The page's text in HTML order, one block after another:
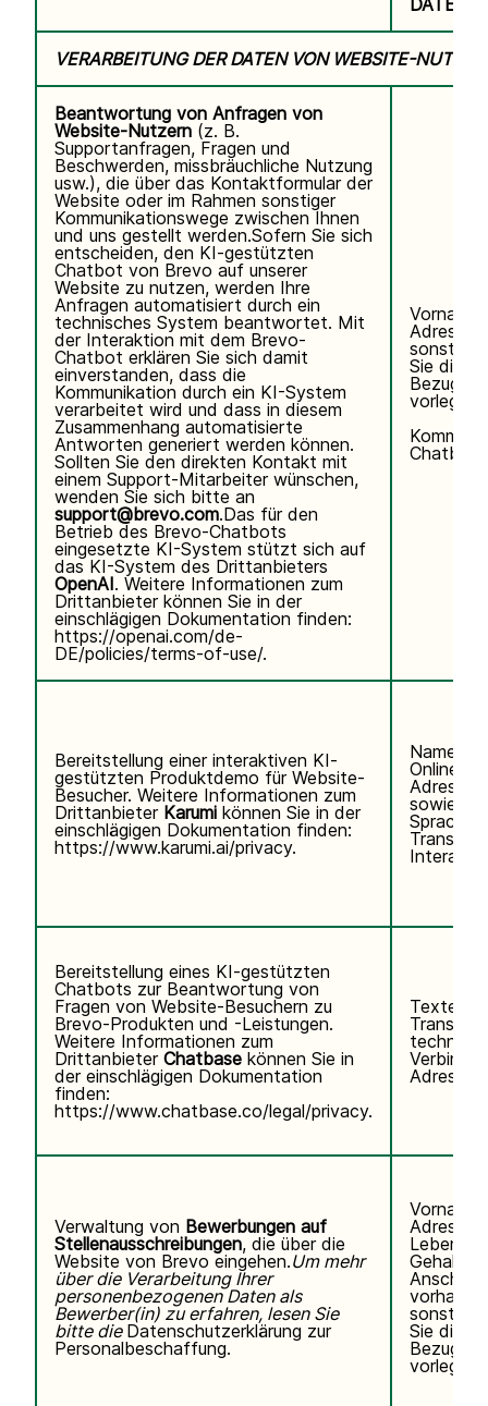
DATEN
VERARBEITUNG DER DATEN VON WEBSITE-
Beantwortung von Anfragen von
Website-Nutzern (z. B.
Supportanfragen, Fragen und
Beschwerden, missbräuchliche Nutzung
usw.), die über das Kontaktformular der
Website oder im Rahmen sonstiger
Kommunikationswege zwischen Ihnen
und uns gestellt werden.Sofern Sie sich
entscheiden, den KI-gestützten
Chatbot von Brevo auf unserer
Website zu nutzen, werden Ihre
Anfragen automatisiert durch ein
technisches System beantwortet. Mit
der Interaktion mit dem Brevo-
Chatbot erklären Sie sich damit
einverstanden, dass die
Kommunikation durch ein KI-System
verarbeitet wird und dass in diesem
Zusammenhang automatisierte
Antworten generiert werden können.
Sollten Sie den direkten Kontakt mit
einem Support-Mitarbeiter wünschen,
wenden Sie sich bitte an
support@brevo.com.Das für den
Betrieb des Brevo-Chatbots
eingesetzte KI-System stützt sich auf
das KI-System des Drittanbieters
OpenAI. Weitere Informationen zum
Drittanbieter können Sie in der
einschlägigen Dokumentation finden:
https://openai.com/de-
DE/policies/terms-of-use/.
Adresse,
Sie
Bezug
vorlegen.
Chatbot.
Bereitstellung einer interaktiven KI-
gestützten Produktdemo für Website-
Besucher. Weitere Informationen zum
Drittanbieter Karumi können Sie in der
einschlägigen Dokumentation finden:
https://www.karumi.ai/privacy.
Name,
Online-
sowie
Bereitstellung eines KI-gestützten
Chatbots zur Beantwortung von
Fragen von Website-Besuchern zu
Brevo-Produkten und -Leistungen.
Weitere Informationen zum
Drittanbieter Chatbase können Sie in
der einschlägigen Dokumentation
finden:
https://www.chatbase.co/legal/privacy.
Adresse,
Verwaltung von Bewerbungen auf
Stellenausschreibungen, die über die
Website von Brevo eingehen.Um mehr
über die Verarbeitung Ihrer
personenbezogenen Daten als
Bewerber(in) zu erfahren, lesen Sie
bitte die Datenschutzerklärung zur
Personalbeschaffung.
Adresse,
Sie
Bezug
vorlegen.